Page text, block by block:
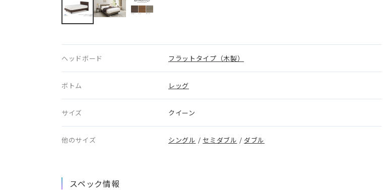
ヘッドボード フラットタイプ（木製）
ボトム レッグ
サイズ クイーン
他のサイズ シングル / セミダブル / ダブル
スペック情報